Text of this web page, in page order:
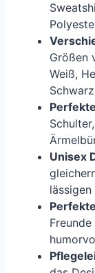
Größen
Weiß,
Unisex